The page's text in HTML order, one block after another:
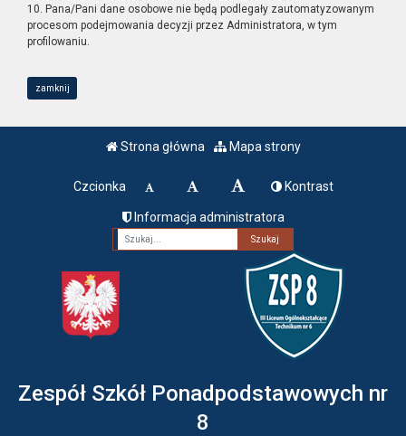
10. Pana/Pani dane osobowe nie będą podlegały zautomatyzowanym
procesom podejmowania decyzji przez Administratora, w tym
profilowaniu.
zamknij
Strona główna Mapa strony
Czcionka Kontrast
Informacja administratora
Fraza
Zespół Szkół Ponadpodstawowych nr
8